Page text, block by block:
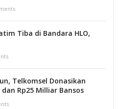
Tiba di Bandara HLO,
Telkomsel Donasikan
Rp25 Milliar Bansos